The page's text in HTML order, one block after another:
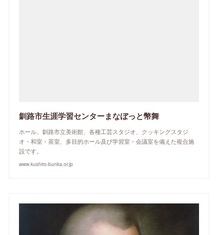
釧路市生涯学習センターまなぼっと幣舞
ホール、釧路市立美術館、各種工芸スタジオ、クッキングスタジ
オ・和室・茶室、多目的ホール及び学習室・会議室を備えた複合施
設です。
www.kushiro-bunka.or.jp